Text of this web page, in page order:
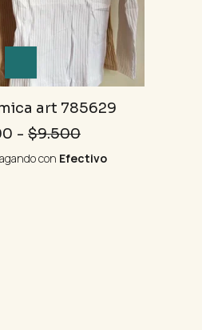
art 785629
- $9.500
con Efectivo